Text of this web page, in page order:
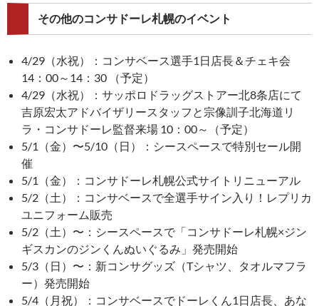
その他のコンサドーレ札幌のイベント
4/29（水祝）：コンサベース選手1日店長＆チェキ会
14：00～14：30 （予定）
4/29（水祝）：サッポロドラッグストアー北8条店にて
吉原宏太アドバイザリースタッフと宗像訓子北海道リ
ラ・コンサドーレ監督来場 10：00～（予定）
5/1（金）〜5/10（日）：シースペースで特別セール開
催
5/1（金）：コンサドーレ札幌公式サイトリニューアル
5/2（土）：コンサベースで全選手サイン入り！レプリカ
ユニフォーム販売
5/2（土）〜：シースペースで「コンサドーレ札幌×ジン
ギスカンのジンくんぬいぐるみ」発売開始
5/3（日）〜：新コンサグッズ（Tシャツ、タオルマフラ
ー）発売開始
5/4（月祝）：コンサベースでドーレくん1日店長、あな